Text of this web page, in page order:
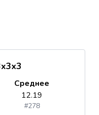
Среднее
12.19
#278